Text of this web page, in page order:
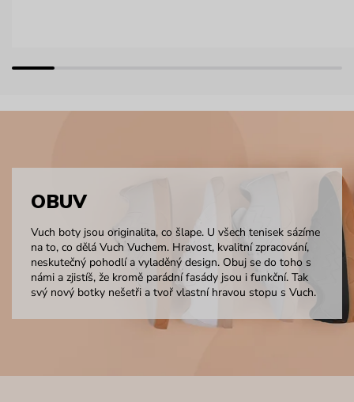
OBUV
Vuch boty jsou originalita, co šlape. U všech tenisek sázíme
na to, co dělá Vuch Vuchem. Hravost, kvalitní zpracování,
neskutečný pohodlí a vyladěný design. Obuj se do toho s
námi a zjistíš, že kromě parádní fasády jsou i funkční. Tak
svý nový botky nešetři a tvoř vlastní hravou stopu s Vuch.